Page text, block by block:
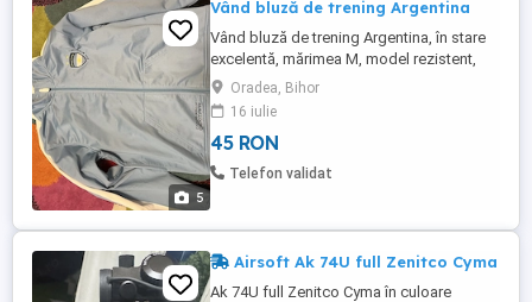
5
Vând bluză de trening Argentina
Vând bluză de trening Argentina, în stare
excelentă, mărimea M, model rezistent,
preț avantajos!
Oradea, Bihor
16 iulie
45 RON
Telefon validat
Airsoft Ak 74U full Zenitco Cyma
Ak 74U full Zenitco Cyma în culoare